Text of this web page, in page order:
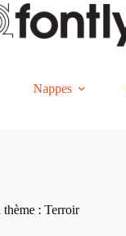
Nappes
thème : Terroir